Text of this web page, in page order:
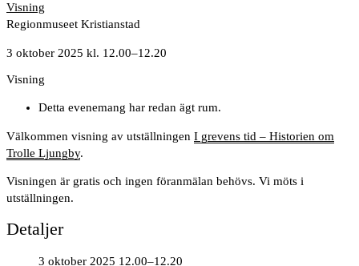
Visning
Regionmuseet Kristianstad
3 oktober 2025 kl. 12.00–12.20
Visning
Detta evenemang har redan ägt rum.
Välkommen visning av utställningen I grevens tid – Historien om
Trolle Ljungby.
Visningen är gratis och ingen föranmälan behövs. Vi möts i
utställningen.
Detaljer
3 oktober 2025 12.00–12.20